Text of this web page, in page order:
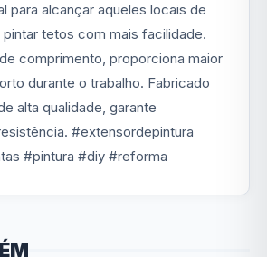
para alcançar aqueles locais de
tetos com mais facilidade.
comprimento, proporciona maior
durante o trabalho. Fabricado
alta qualidade, garante
#extensordepintura
#pintura #diy #reforma